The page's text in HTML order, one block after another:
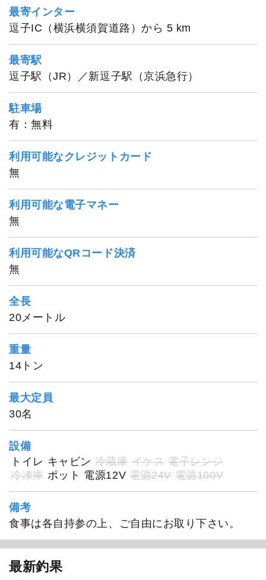
最寄インター
逗子IC（横浜横須賀道路）から 5 km
最寄駅
逗子駅（JR）／新逗子駅（京浜急行）
駐車場
有：無料
利用可能なクレジットカード
無
利用可能な電子マネー
無
利用可能なQRコード決済
無
全長
20メートル
重量
14トン
最大定員
30名
設備
トイレ キャビン 冷蔵庫 イケス 電子レンジ
冷凍庫 ポット 電源12V 電源24V 電源100V
備考
食事は各自持参の上、ご自由にお取り下さい。
最新釣果
1/20